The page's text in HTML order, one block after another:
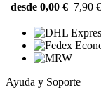
desde 0,00 € 7,90 €
Ayuda y Soporte